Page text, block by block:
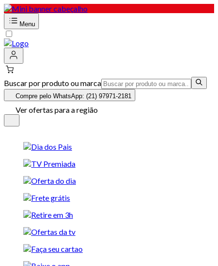
Menu
Buscar por produto ou marca
Compre pelo WhatsApp: (21) 97971-2181
Ver ofertas para a região